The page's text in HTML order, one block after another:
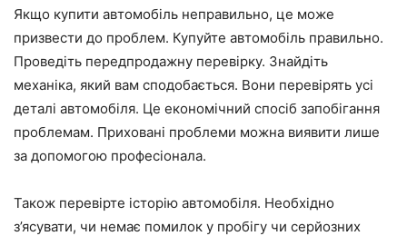
Якщо купити автомобіль неправильно, це може
призвести до проблем. Купуйте автомобіль правильно.
Проведіть передпродажну перевірку. Знайдіть
механіка, який вам сподобається. Вони перевірять усі
деталі автомобіля. Це економічний спосіб запобігання
проблемам. Приховані проблеми можна виявити лише
за допомогою професіонала.
Також перевірте історію автомобіля. Необхідно
з’ясувати, чи немає помилок у пробігу чи серйозних